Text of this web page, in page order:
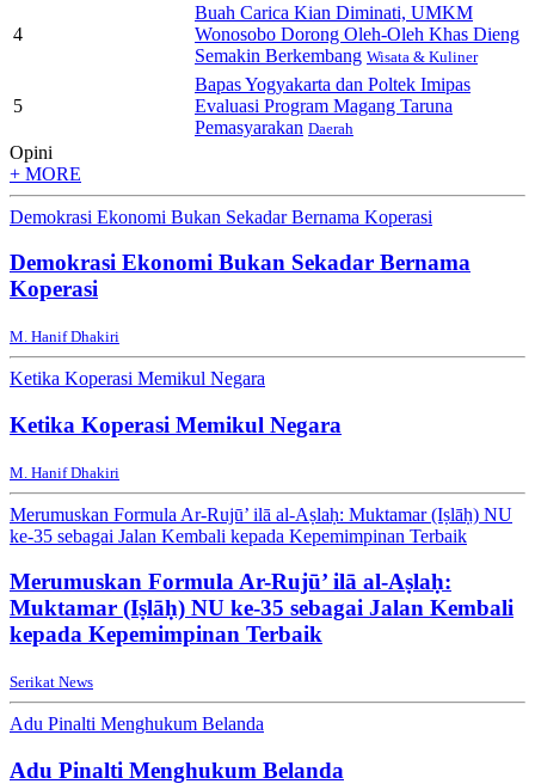
4
Buah Carica Kian Diminati, UMKM
Wonosobo Dorong Oleh-Oleh Khas Dieng
Semakin Berkembang Wisata & Kuliner
5
Bapas Yogyakarta dan Poltek Imipas
Evaluasi Program Magang Taruna
Pemasyarakan Daerah
Opini
+ MORE
Demokrasi Ekonomi Bukan Sekadar Bernama Koperasi
Demokrasi Ekonomi Bukan Sekadar Bernama
Koperasi
M. Hanif Dhakiri
Ketika Koperasi Memikul Negara
Ketika Koperasi Memikul Negara
M. Hanif Dhakiri
Merumuskan Formula Ar-Rujū’ ilā al-Aṣlaḥ: Muktamar (Iṣlāḥ) NU
ke-35 sebagai Jalan Kembali kepada Kepemimpinan Terbaik
Merumuskan Formula Ar-Rujū’ ilā al-Aṣlaḥ:
Muktamar (Iṣlāḥ) NU ke-35 sebagai Jalan Kembali
kepada Kepemimpinan Terbaik
Serikat News
Adu Pinalti Menghukum Belanda
Adu Pinalti Menghukum Belanda